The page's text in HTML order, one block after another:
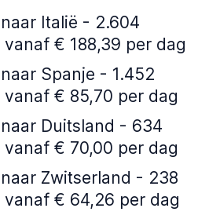
Italië - 2.604
€ 188,39 per dag
Spanje - 1.452
€ 85,70 per dag
Duitsland - 634
€ 70,00 per dag
Zwitserland - 238
€ 64,26 per dag